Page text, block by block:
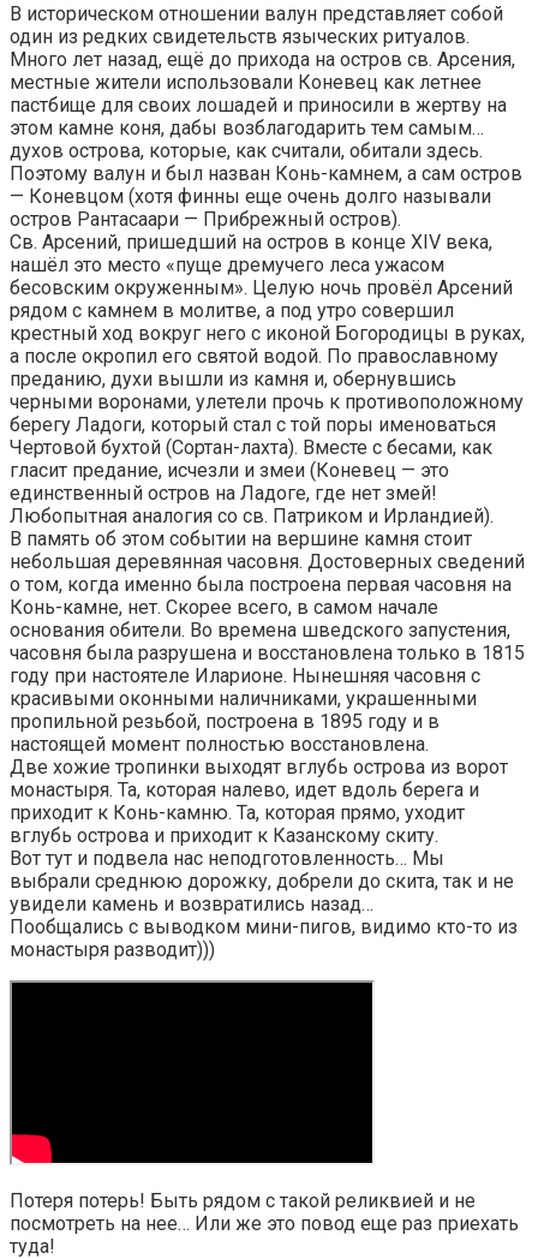
В историческом отношении валун представляет собой
один из редких свидетельств языческих ритуалов.
Много лет назад, ещё до прихода на остров св. Арсения,
местные жители использовали Коневец как летнее
пастбище для своих лошадей и приносили в жертву на
этом камне коня, дабы возблагодарить тем самым…
духов острова, которые, как считали, обитали здесь.
Поэтому валун и был назван Конь-камнем, а сам остров
— Коневцом (хотя финны еще очень долго называли
остров Рантасаари — Прибрежный остров).
Св. Арсений, пришедший на остров в конце XIV века,
нашёл это место «пуще дремучего леса ужасом
бесовским окруженным». Целую ночь провёл Арсений
рядом с камнем в молитве, а под утро совершил
крестный ход вокруг него с иконой Богородицы в руках,
а после окропил его святой водой. По православному
преданию, духи вышли из камня и, обернувшись
черными воронами, улетели прочь к противоположному
берегу Ладоги, который стал с той поры именоваться
Чертовой бухтой (Сортан-лахта). Вместе с бесами, как
гласит предание, исчезли и змеи (Коневец — это
единственный остров на Ладоге, где нет змей!
Любопытная аналогия со св. Патриком и Ирландией).
В память об этом событии на вершине камня стоит
небольшая деревянная часовня. Достоверных сведений
о том, когда именно была построена первая часовня на
Конь-камне, нет. Скорее всего, в самом начале
основания обители. Во времена шведского запустения,
часовня была разрушена и восстановлена только в 1815
году при настоятеле Иларионе. Нынешняя часовня с
красивыми оконными наличниками, украшенными
пропильной резьбой, построена в 1895 году и в
настоящей момент полностью восстановлена.
Две хожие тропинки выходят вглубь острова из ворот
монастыря. Та, которая налево, идет вдоль берега и
приходит к Конь-камню. Та, которая прямо, уходит
вглубь острова и приходит к Казанскому скиту.
Вот тут и подвела нас неподготовленность… Мы
выбрали среднюю дорожку, добрели до скита, так и не
увидели камень и возвратились назад…
Пообщались с выводком мини-пигов, видимо кто-то из
монастыря разводит)))
Потеря потерь! Быть рядом с такой реликвией и не
посмотреть на нее… Или же это повод еще раз приехать
туда!